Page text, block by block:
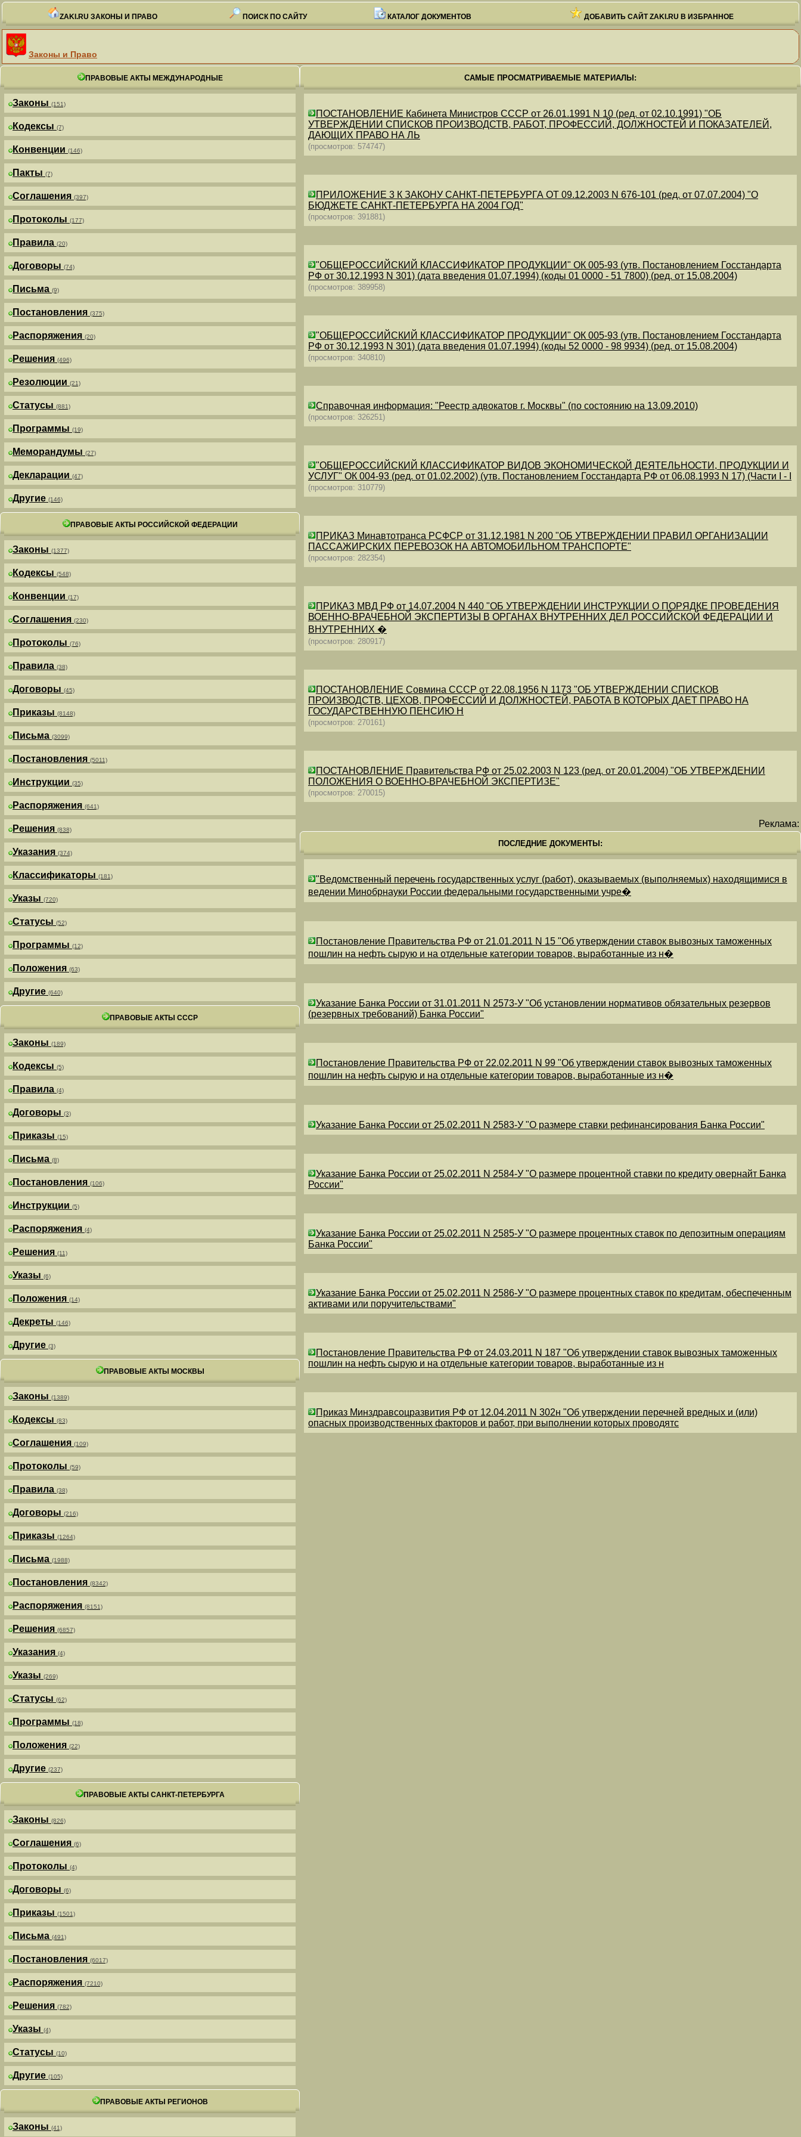
ZAKI.RU ЗАКОНЫ И ПРАВО ПОИСК ПО САЙТУ КАТАЛОГ ДОКУМЕНТОВ ДОБАВИТЬ САЙТ ZAKI.RU В ИЗБРАННОЕ
Законы и Право
ПРАВОВЫЕ АКТЫ МЕЖДУНАРОДНЫЕ
Законы (151)
Кодексы (7)
Конвенции (146)
Пакты (7)
Соглашения (397)
Протоколы (177)
Правила (20)
Договоры (74)
Письма (9)
Постановления (375)
Распоряжения (20)
Решения (496)
Резолюции (21)
Статусы (881)
Программы (19)
Меморандумы (27)
Декларации (47)
Другие (146)
ПРАВОВЫЕ АКТЫ РОССИЙСКОЙ ФЕДЕРАЦИИ
Законы (1377)
Кодексы (548)
Конвенции (17)
Соглашения (230)
Протоколы (76)
Правила (38)
Договоры (45)
Приказы (8148)
Письма (3099)
Постановления (5011)
Инструкции (35)
Распоряжения (641)
Решения (838)
Указания (374)
Классификаторы (181)
Указы (720)
Статусы (52)
Программы (12)
Положения (63)
Другие (640)
ПРАВОВЫЕ АКТЫ СССР
Законы (189)
Кодексы (5)
Правила (4)
Договоры (3)
Приказы (15)
Письма (8)
Постановления (106)
Инструкции (5)
Распоряжения (4)
Решения (11)
Указы (6)
Положения (14)
Декреты (146)
Другие (3)
ПРАВОВЫЕ АКТЫ МОСКВЫ
Законы (1389)
Кодексы (83)
Соглашения (109)
Протоколы (59)
Правила (38)
Договоры (216)
Приказы (1264)
Письма (1988)
Постановления (8342)
Распоряжения (8151)
Решения (6857)
Указания (4)
Указы (269)
Статусы (62)
Программы (18)
Положения (22)
Другие (237)
ПРАВОВЫЕ АКТЫ САНКТ-ПЕТЕРБУРГА
Законы (826)
Соглашения (6)
Протоколы (4)
Договоры (6)
Приказы (1501)
Письма (491)
Постановления (6017)
Распоряжения (7210)
Решения (782)
Указы (4)
Статусы (10)
Другие (105)
ПРАВОВЫЕ АКТЫ РЕГИОНОВ
Законы (41)
САМЫЕ ПРОСМАТРИВАЕМЫЕ МАТЕРИАЛЫ:
ПОСТАНОВЛЕНИЕ Кабинета Министров СССР от 26.01.1991 N 10 (ред. от 02.10.1991) "ОБ
УТВЕРЖДЕНИИ СПИСКОВ ПРОИЗВОДСТВ, РАБОТ, ПРОФЕССИЙ, ДОЛЖНОСТЕЙ И ПОКАЗАТЕЛЕЙ,
ДАЮЩИХ ПРАВО НА ЛЬ
(просмотров: 574747)
ПРИЛОЖЕНИЕ 3 К ЗАКОНУ САНКТ-ПЕТЕРБУРГА ОТ 09.12.2003 N 676-101 (ред. от 07.07.2004) "О
БЮДЖЕТЕ САНКТ-ПЕТЕРБУРГА НА 2004 ГОД"
(просмотров: 391881)
"ОБЩЕРОССИЙСКИЙ КЛАССИФИКАТОР ПРОДУКЦИИ" ОК 005-93 (утв. Постановлением Госстандарта
РФ от 30.12.1993 N 301) (дата введения 01.07.1994) (коды 01 0000 - 51 7800) (ред. от 15.08.2004)
(просмотров: 389958)
"ОБЩЕРОССИЙСКИЙ КЛАССИФИКАТОР ПРОДУКЦИИ" ОК 005-93 (утв. Постановлением Госстандарта
РФ от 30.12.1993 N 301) (дата введения 01.07.1994) (коды 52 0000 - 98 9934) (ред. от 15.08.2004)
(просмотров: 340810)
Справочная информация: "Реестр адвокатов г. Москвы" (по состоянию на 13.09.2010)
(просмотров: 326251)
"ОБЩЕРОССИЙСКИЙ КЛАССИФИКАТОР ВИДОВ ЭКОНОМИЧЕСКОЙ ДЕЯТЕЛЬНОСТИ, ПРОДУКЦИИ И
УСЛУГ" ОК 004-93 (ред. от 01.02.2002) (утв. Постановлением Госстандарта РФ от 06.08.1993 N 17) (Части I - I
(просмотров: 310779)
ПРИКАЗ Минавтотранса РСФСР от 31.12.1981 N 200 "ОБ УТВЕРЖДЕНИИ ПРАВИЛ ОРГАНИЗАЦИИ
ПАССАЖИРСКИХ ПЕРЕВОЗОК НА АВТОМОБИЛЬНОМ ТРАНСПОРТЕ"
(просмотров: 282354)
ПРИКАЗ МВД РФ от 14.07.2004 N 440 "ОБ УТВЕРЖДЕНИИ ИНСТРУКЦИИ О ПОРЯДКЕ ПРОВЕДЕНИЯ
ВОЕННО-ВРАЧЕБНОЙ ЭКСПЕРТИЗЫ В ОРГАНАХ ВНУТРЕННИХ ДЕЛ РОССИЙСКОЙ ФЕДЕРАЦИИ И
ВНУТРЕННИХ �
(просмотров: 280917)
ПОСТАНОВЛЕНИЕ Совмина СССР от 22.08.1956 N 1173 "ОБ УТВЕРЖДЕНИИ СПИСКОВ
ПРОИЗВОДСТВ, ЦЕХОВ, ПРОФЕССИЙ И ДОЛЖНОСТЕЙ, РАБОТА В КОТОРЫХ ДАЕТ ПРАВО НА
ГОСУДАРСТВЕННУЮ ПЕНСИЮ Н
(просмотров: 270161)
ПОСТАНОВЛЕНИЕ Правительства РФ от 25.02.2003 N 123 (ред. от 20.01.2004) "ОБ УТВЕРЖДЕНИИ
ПОЛОЖЕНИЯ О ВОЕННО-ВРАЧЕБНОЙ ЭКСПЕРТИЗЕ"
(просмотров: 270015)
Реклама:
ПОСЛЕДНИЕ ДОКУМЕНТЫ:
"Ведомственный перечень государственных услуг (работ), оказываемых (выполняемых) находящимися в
ведении Минобрнауки России федеральными государственными учре�
Постановление Правительства РФ от 21.01.2011 N 15 "Об утверждении ставок вывозных таможенных
пошлин на нефть сырую и на отдельные категории товаров, выработанные из н�
Указание Банка России от 31.01.2011 N 2573-У "Об установлении нормативов обязательных резервов
(резервных требований) Банка России"
Постановление Правительства РФ от 22.02.2011 N 99 "Об утверждении ставок вывозных таможенных
пошлин на нефть сырую и на отдельные категории товаров, выработанные из н�
Указание Банка России от 25.02.2011 N 2583-У "О размере ставки рефинансирования Банка России"
Указание Банка России от 25.02.2011 N 2584-У "О размере процентной ставки по кредиту овернайт Банка
России"
Указание Банка России от 25.02.2011 N 2585-У "О размере процентных ставок по депозитным операциям
Банка России"
Указание Банка России от 25.02.2011 N 2586-У "О размере процентных ставок по кредитам, обеспеченным
активами или поручительствами"
Постановление Правительства РФ от 24.03.2011 N 187 "Об утверждении ставок вывозных таможенных
пошлин на нефть сырую и на отдельные категории товаров, выработанные из н
Приказ Минздравсоцразвития РФ от 12.04.2011 N 302н "Об утверждении перечней вредных и (или)
опасных производственных факторов и работ, при выполнении которых проводятс